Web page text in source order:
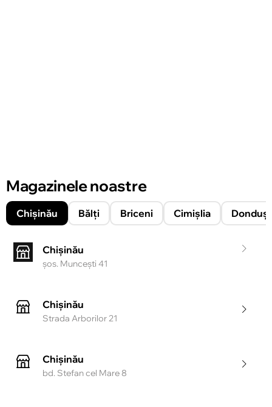
Magazinele noastre
Chișinău Bălți Briceni Cimișlia
Chișinău
şos. Munceşti 41
Chișinău
Strada Arborilor 21
Chișinău
bd. Stefan cel Mare 8